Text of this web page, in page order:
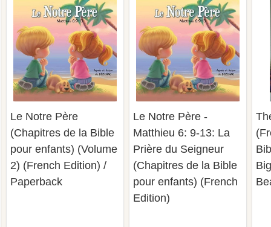
Le Notre Père
(Chapitres de la Bible
pour enfants) (Volume
2) (French Edition) /
Paperback
Le Notre Père -
Matthieu 6: 9-13: La
Prière du Seigneur
(Chapitres de la Bible
pour enfants) (French
Edition)